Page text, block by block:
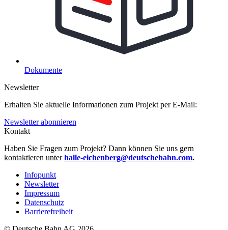
Dokumente
Newsletter
Erhalten Sie aktuelle Informationen zum Projekt per E-Mail:
Newsletter abonnieren
Kontakt
Haben Sie Fragen zum Projekt? Dann können Sie uns gern
kontaktieren unterhalle-eichenberg@deutschebahn.com.
Infopunkt
Newsletter
Impressum
Datenschutz
Barrierefreiheit